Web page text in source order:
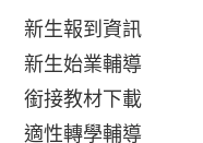
新生報到資訊
新生始業輔導
銜接教材下載
適性轉學輔導